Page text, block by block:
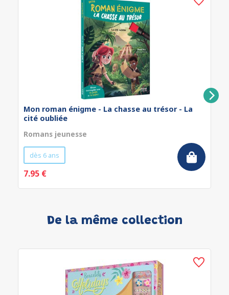
Mon roman énigme - La chasse au trésor - La
cité oubliée
Romans jeunesse
dès 6 ans
7.95 €
De la même collection